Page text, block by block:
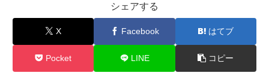
シェアする
X Facebook はてブ
Pocket LINE コピー